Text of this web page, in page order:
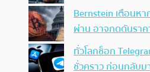
Bernstein เตือนหา
ผ่าน อาจกดดันราค
ทั่วโลกช็อก
ชั่วคราว ก่อนกลับม